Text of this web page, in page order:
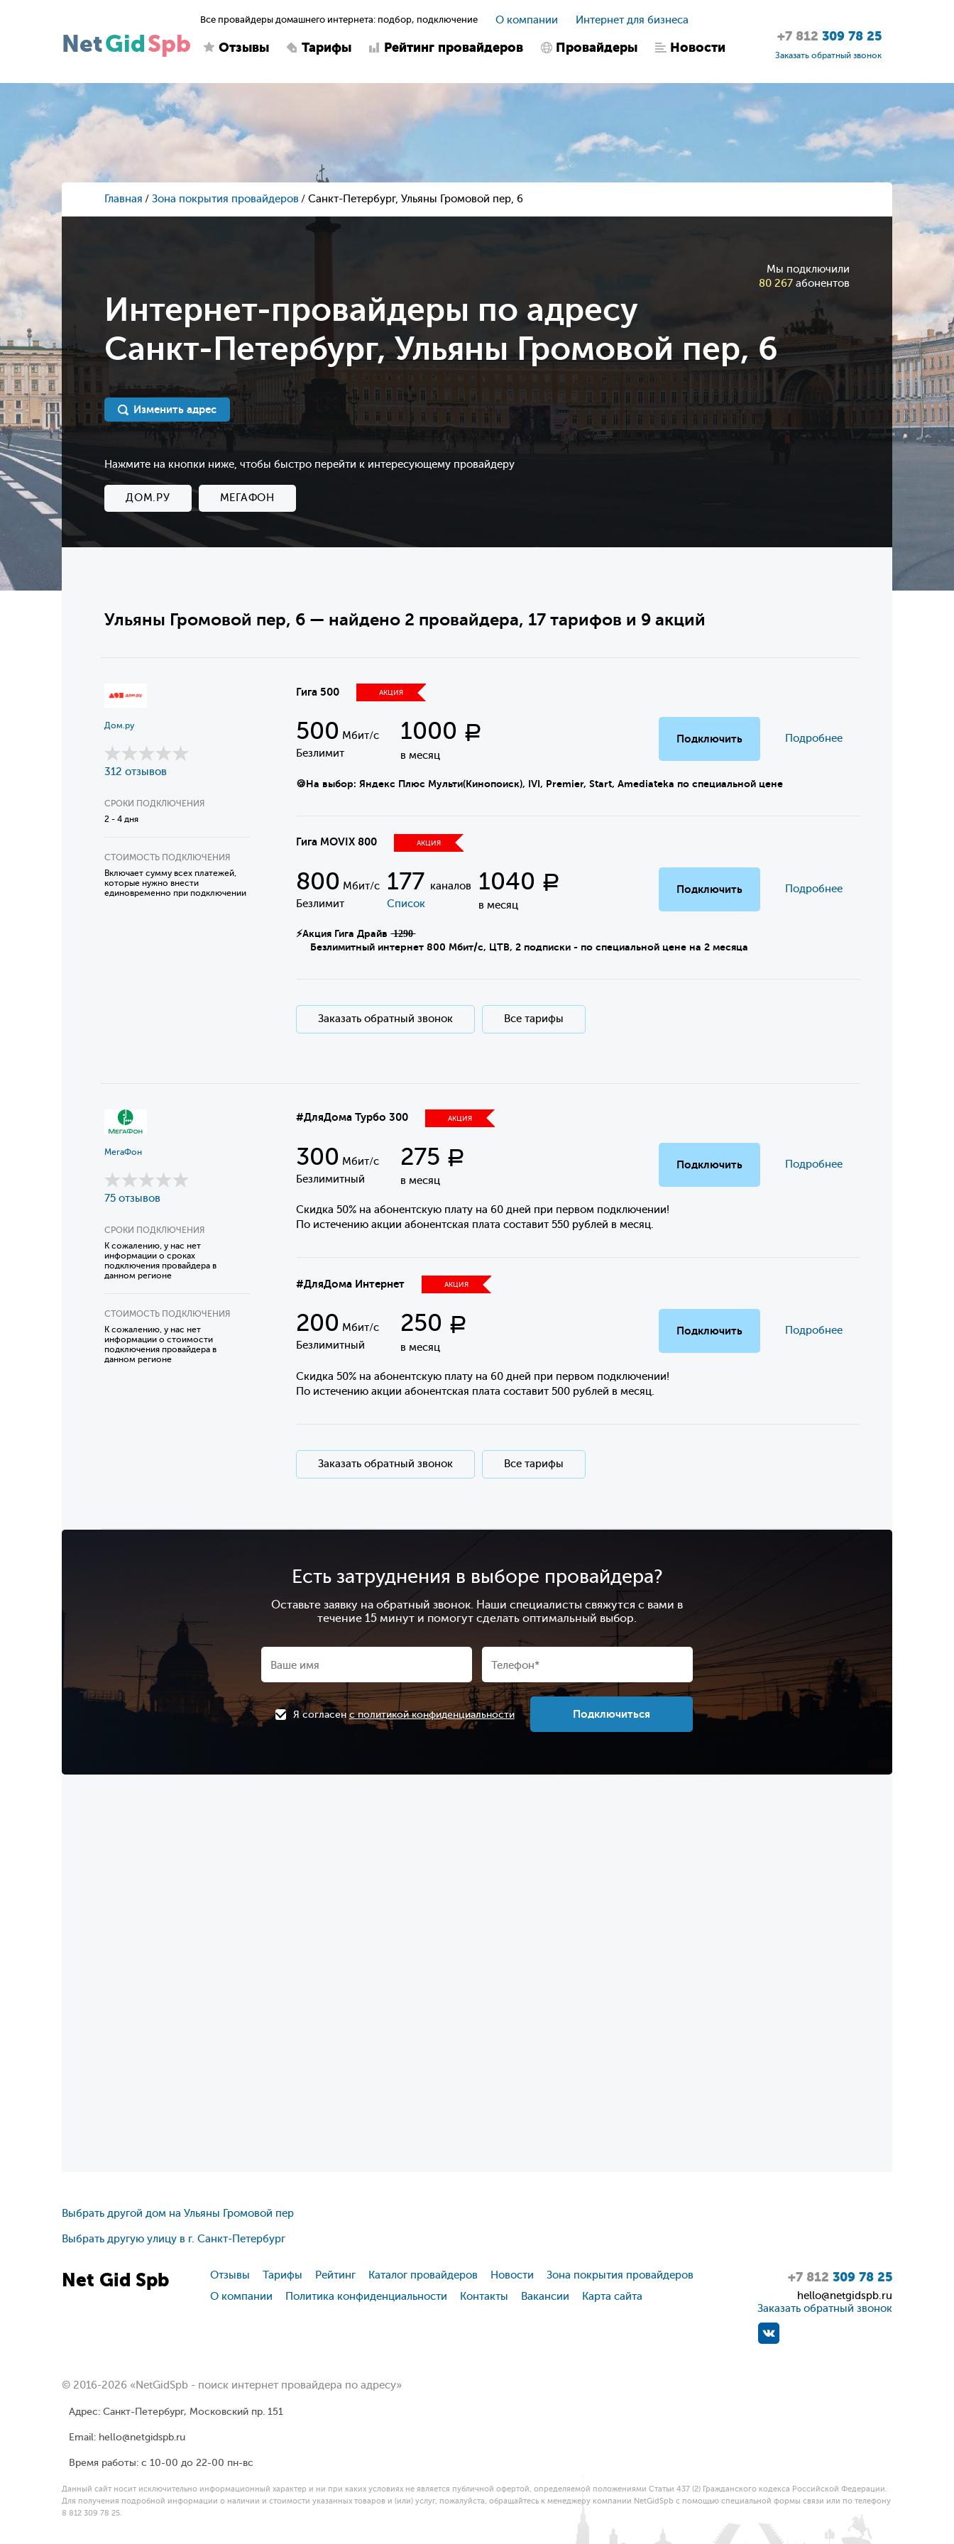
NetGidSpb
Все провайдеры домашнего интернета: подбор, подключение О компании Интернет для бизнеса
Отзывы Тарифы Рейтинг провайдеров Провайдеры Новости
+7 812 309 78 25
Заказать обратный звонок
Главная Зона покрытия провайдеров Санкт-Петербург, Ульяны Громовой пер, 6
Мы подключили
80 267 абонентов
Интернет-провайдеры по адресу
Санкт-Петербург, Ульяны Громовой пер, 6
Изменить адрес
Нажмите на кнопки ниже, чтобы быстро перейти к интересующему провайдеру
ДОМ.РУ МЕГАФОН
Ульяны Громовой пер, 6 — найдено 2 провайдера, 17 тарифов и 9 акций
Дом.ру
312 отзывов
СРОКИ ПОДКЛЮЧЕНИЯ
2 - 4 дня
СТОИМОСТЬ ПОДКЛЮЧЕНИЯ
Включает сумму всех платежей,
которые нужно внести
единовременно при подключении
Гига 500 АКЦИЯ
500 Мбит/с
Безлимит
1000 Р
в месяц
Подключить Подробнее
🍪На выбор: Яндекс Плюс Мульти(Кинопоиск), IVI, Premier, Start, Amediateka по специальной цене
Гига MOVIX 800 АКЦИЯ
800 Мбит/с
Безлимит
177 каналов
Список
1040 Р
в месяц
Подключить Подробнее
⚡Акция Гига Драйв ̶1̶2̶9̶0̶
Безлимитный интернет 800 Мбит/с, ЦТВ, 2 подписки - по специальной цене на 2 месяца
Заказать обратный звонок Все тарифы
МегаФон
75 отзывов
СРОКИ ПОДКЛЮЧЕНИЯ
К сожалению, у нас нет
информации о сроках
подключения провайдера в
данном регионе
СТОИМОСТЬ ПОДКЛЮЧЕНИЯ
К сожалению, у нас нет
информации о стоимости
подключения провайдера в
данном регионе
#ДляДома Турбо 300 АКЦИЯ
300 Мбит/с
Безлимитный
275 Р
в месяц
Подключить Подробнее
Скидка 50% на абонентскую плату на 60 дней при первом подключении!
По истечению акции абонентская плата составит 550 рублей в месяц.
#ДляДома Интернет АКЦИЯ
200 Мбит/с
Безлимитный
250 Р
в месяц
Подключить Подробнее
Скидка 50% на абонентскую плату на 60 дней при первом подключении!
По истечению акции абонентская плата составит 500 рублей в месяц.
Заказать обратный звонок Все тарифы
Есть затруднения в выборе провайдера?
Оставьте заявку на обратный звонок. Наши специалисты свяжутся с вами в
течение 15 минут и помогут сделать оптимальный выбор.
Я согласенс политикой конфиденциальности Подключиться
Выбрать другой дом на Ульяны Громовой пер
Выбрать другую улицу в г. Санкт-Петербург
Net Gid Spb +7 812 309 78 25
hello@netgidspb.ru
Заказать обратный звонок
Отзывы Тарифы Рейтинг Каталог провайдеров Новости
Зона покрытия провайдеров
О компании
Политика конфиденциальности Контакты Вакансии Карта сайта
© 2016-2026 «NetGidSpb - поиск интернет провайдера по адресу»
Адрес: Санкт-Петербург, Московский пр. 151
Email: hello@netgidspb.ru
Время работы: с 10-00 до 22-00 пн-вс
Данный сайт носит исключительно информационный характер и ни при каких условиях не является публичной офертой, определяемой положениями Статьи 437 (2) Гражданского кодекса Российской Федерации.
Для получения подробной информации о наличии и стоимости указанных товаров и (или) услуг, пожалуйста, обращайтесь к менеджеру компании NetGidSpb с помощью специальной формы связи или по телефону
8 812 309 78 25.